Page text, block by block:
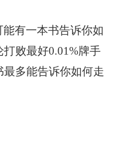
有一本书告诉你如
败最好0.01%牌手
最多能告诉你如何走